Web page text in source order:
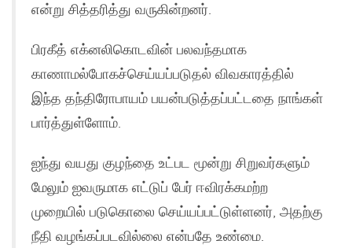
என்று சித்தரித்து வருகின்றனர்.
பிரகீத் எக்னலிகொடவின் பலவந்தமாக
காணாமல்போகச்செய்யப்படுதல் விவகாரத்தில்
இந்த தந்திரோபாயம் பயன்படுத்தப்பட்டதை நாங்கள்
பார்த்துள்ளோம்.
ஐந்து வயது குழந்தை உட்பட மூன்று சிறுவர்களும்
மேலும் ஐவருமாக எட்டுப் பேர் ஈவிரக்கமற்ற
முறையில் படுகொலை செய்யப்பட்டுள்ளனர், அதற்கு
நீதி வழங்கப்படவில்லை என்பதே உண்மை.